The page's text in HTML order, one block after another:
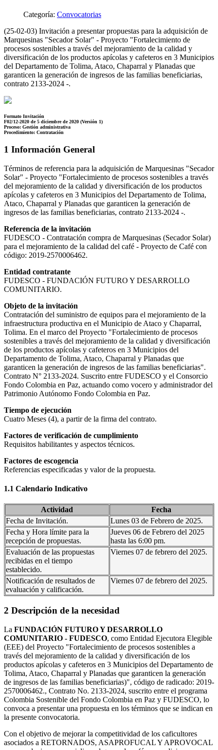
Categoría: Convocatorias
(25-02-03) Invitación a presentar propuestas para la adquisición de
Marquesinas "Secador Solar" - Proyecto "Fortalecimiento de
procesos sostenibles a través del mejoramiento de la calidad y
diversificación de los productos apícolas y cafeteros en 3 Municipios
del Departamento de Tolima, Ataco, Chaparral y Planadas que
garanticen la generación de ingresos de las familias beneficiarias,
contrato 2133-2024 -.
Formato Invitación
F02/12-2020 de 5 diciembre de 2020 (Versión 1)
Proceso: Gestión administrativa
Procedimiento: Contratación
1 Información General
Términos de referencia para la adquisición de Marquesinas "Secador
Solar" - Proyecto "Fortalecimiento de procesos sostenibles a través
del mejoramiento de la calidad y diversificación de los productos
apícolas y cafeteros en 3 Municipios del Departamento de Tolima,
Ataco, Chaparral y Planadas que garanticen la generación de
ingresos de las familias beneficiarias, contrato 2133-2024 -.
Referencia de la invitación
FUDESCO - Contratación compra de Marquesinas (Secador Solar)
para el mejoramiento de la calidad del café - Proyecto de Café con
código: 2019-2570006462.
Entidad contratante
FUDESCO - FUNDACIÓN FUTURO Y DESARROLLO
COMUNITARIO.
Objeto de la invitación
Contratación del suministro de equipos para el mejoramiento de la
infraestructura productiva en el Municipio de Ataco y Chaparral,
Tolima. En el marco del Proyecto "Fortalecimiento de procesos
sostenibles a través del mejoramiento de la calidad y diversificación
de los productos apícolas y cafeteros en 3 Municipios del
Departamento de Tolima, Ataco, Chaparral y Planadas que
garanticen la generación de ingresos de las familias beneficiarias".
Contrato N° 2133-2024. Suscrito entre FUDESCO y el Consorcio
Fondo Colombia en Paz, actuando como vocero y administrador del
Patrimonio Autónomo Fondo Colombia en Paz.
Tiempo de ejecución
Cuatro Meses (4), a partir de la firma del contrato.
Factores de verificación de cumplimiento
Requisitos habilitantes y aspectos técnicos.
Factores de escogencia
Referencias especificadas y valor de la propuesta.
1.1 Calendario Indicativo
Actividad
Fecha
Fecha de Invitación.
Lunes 03 de Febrero de 2025.
Fecha y Hora límite para la
recepción de propuestas.
Jueves 06 de Febrero del 2025
hasta las 6:00 pm.
Evaluación de las propuestas
recibidas en el tiempo
establecido.
Viernes 07 de febrero del 2025.
Notificación de resultados de
evaluación y calificación.
Viernes 07 de febrero del 2025.
2 Descripción de la necesidad
La FUNDACIÓN FUTURO Y DESARROLLO
COMUNITARIO - FUDESCO, como Entidad Ejecutora Elegible
(EEE) del Proyecto "Fortalecimiento de procesos sostenibles a
través del mejoramiento de la calidad y diversificación de los
productos apícolas y cafeteros en 3 Municipios del Departamento de
Tolima, Ataco, Chaparral y Planadas que garanticen la generación
de ingresos de las familias beneficiarias)", código de radicado: 2019-
2570006462., Contrato No. 2133-2024, suscrito entre el programa
Colombia Sostenible del Fondo Colombia en Paz y FUDESCO, lo
convoca a presentar una propuesta en los términos que se indican en
la presente convocatoria.
Con el objetivo de mejorar la competitividad de los caficultores
asociados a RETORNADOS, ASAPROFUCAL Y APROVOCAL